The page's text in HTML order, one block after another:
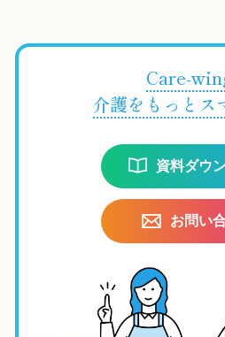
Care-
介護をもっとス
資料ダウ
お問い